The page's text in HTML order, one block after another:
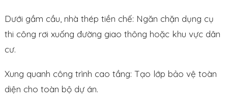
Dưới gầm cầu, nhà thép tiền chế: Ngăn chặn dụng cụ
thi công rơi xuống đường giao thông hoặc khu vực dân
cư.
Xung quanh công trình cao tầng: Tạo lớp bảo vệ toàn
diện cho toàn bộ dự án.